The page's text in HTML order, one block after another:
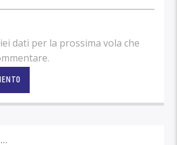
dati per la prossima vola che